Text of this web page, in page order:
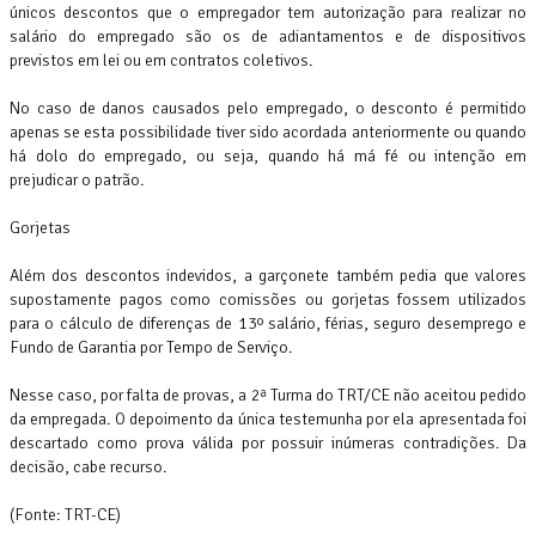
únicos descontos que o empregador tem autorização para realizar no
salário do empregado são os de adiantamentos e de dispositivos
previstos em lei ou em contratos coletivos.
No caso de danos causados pelo empregado, o desconto é permitido
apenas se esta possibilidade tiver sido acordada anteriormente ou quando
há dolo do empregado, ou seja, quando há má fé ou intenção em
prejudicar o patrão.
Gorjetas
Além dos descontos indevidos, a garçonete também pedia que valores
supostamente pagos como comissões ou gorjetas fossem utilizados
para o cálculo de diferenças de 13º salário, férias, seguro desemprego e
Fundo de Garantia por Tempo de Serviço.
Nesse caso, por falta de provas, a 2ª Turma do TRT/CE não aceitou pedido
da empregada. O depoimento da única testemunha por ela apresentada foi
descartado como prova válida por possuir inúmeras contradições. Da
decisão, cabe recurso.
(Fonte: TRT-CE)